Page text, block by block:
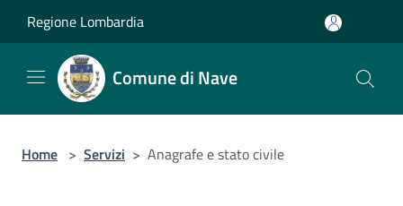
Regione Lombardia
Comune di Nave
Home > Servizi > Anagrafe e stato civile